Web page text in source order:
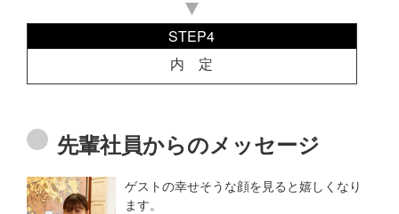
STEP4
内 定
先輩社員からのメッセージ
ゲストの幸せそうな顔を見ると嬉しくなり
ます。